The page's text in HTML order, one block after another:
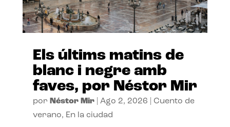
Els últims matins de
blanc i negre amb
faves, por Néstor Mir
por Néstor Mir| Ago 2, 2026
Cuento de
verano, En la ciudad